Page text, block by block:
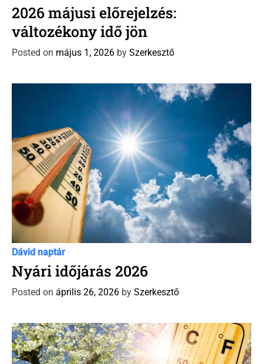
a
t
e
g
2026 májusi előrejelzés:
változékony idő jön
Posted on május 1, 2026 by Szerkesztő
C
a
t
e
g
r
i
e
Dávid Naptár időjárás előrejelzés Időjárás előrejelzés
Dávid naptár
Nyári időjárás 2026
Posted on április 26, 2026 by Szerkesztő